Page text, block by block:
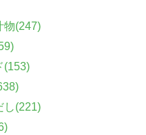
物(247)
(153)
し(221)